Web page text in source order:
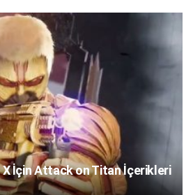
X İçin Attack on Titan İçerikleri